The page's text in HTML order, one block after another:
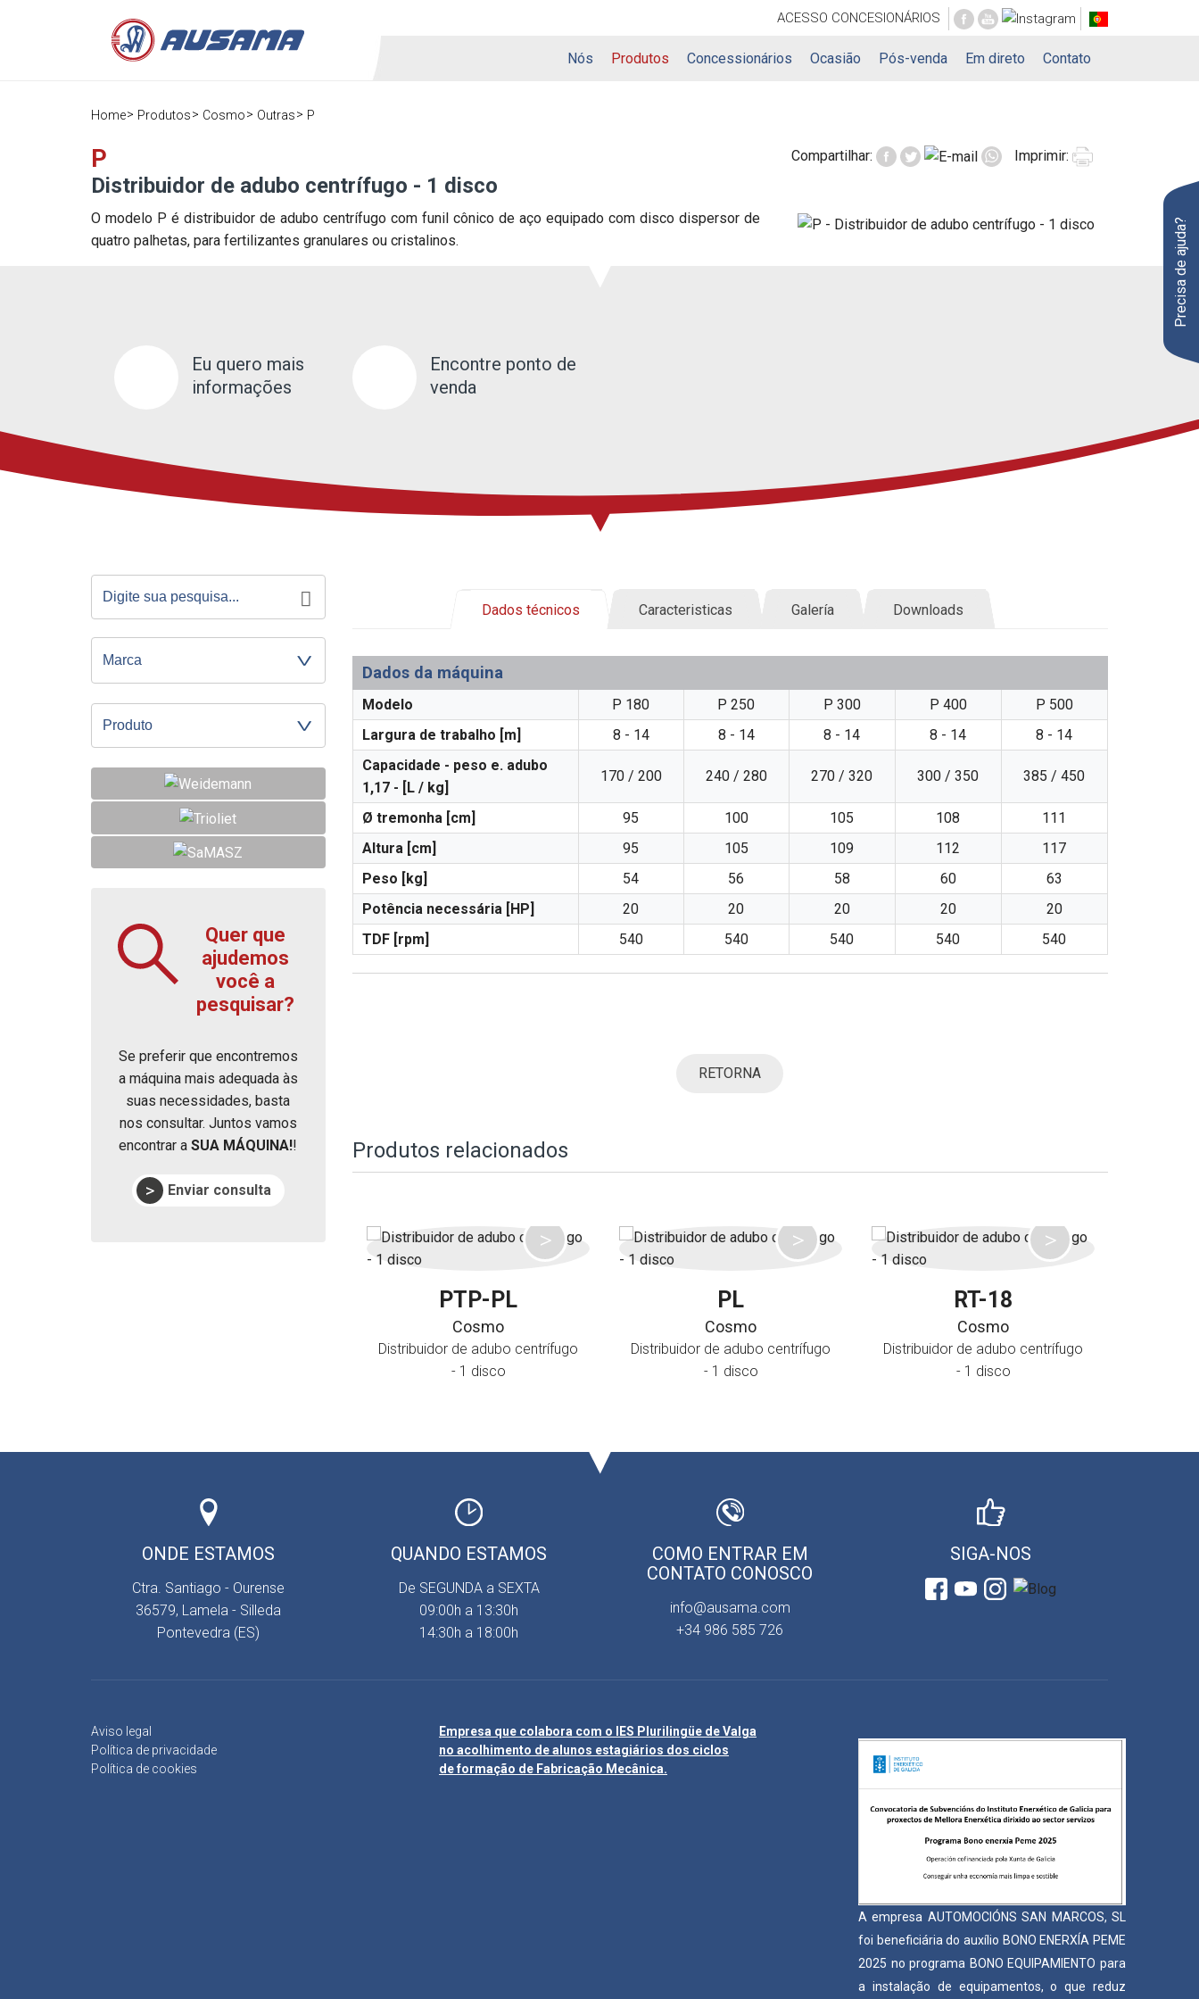
ACESSO CONCESIONÁRIOS
Nós Produtos Concessionários Ocasião Pós-venda Em direto Contato
Home Produtos Cosmo Outras P
P
Distribuidor de adubo centrífugo - 1 disco
O modelo P é distribuidor de adubo centrífugo com funil cônico de aço equipado com disco dispersor de
quatro palhetas, para fertilizantes granulares ou cristalinos.
Compartilhar: Imprimir:
Eu quero mais
informações
Encontre ponto de
venda
Produto
Quer que
ajudemos
você a
pesquisar?
Se preferir que encontremos
a máquina mais adequada às
suas necessidades, basta
nos consultar. Juntos vamos
encontrar aSUA MÁQUINA!!
Enviar consulta
Dados técnicos Caracteristicas Galería Downloads
Dados da máquina
Modelo P 180 P 250 P 300 P 400
P 500
Largura de trabalho [m]
8 - 14 8 - 14 8 - 14 8 - 14
8 - 14
Capacidade - peso e. adubo
1,17 - [L / kg]
170 / 200 240 / 280 270 / 320 300 / 350 385 / 450
Ø tremonha [cm] 95 100 105 108
111
Altura [cm]
95 105 109 112
117
Peso [kg]
54 56 58 60
63
Potência necessária [HP]
20 20 20 20
20
TDF [rpm]
540 540 540 540 540
RETORNA
Produtos relacionados
PTP-PL
Cosmo
Distribuidor de adubo centrífugo
- 1 disco
PL
Cosmo
Distribuidor de adubo centrífugo
- 1 disco
RT-18
Cosmo
Distribuidor de adubo centrífugo
- 1 disco
ONDE ESTAMOS
Ctra. Santiago - Ourense
36579, Lamela - Silleda
Pontevedra (ES)
QUANDO ESTAMOS
De SEGUNDA a SEXTA
09:00h a 13:30h
14:30h a 18:00h
COMO ENTRAR EM
CONTATO CONOSCO
info@ausama.com
+34 986 585 726
SIGA-NOS
Aviso legal
Política de privacidade
Política de cookies
Empresa que colabora com o IES Plurilingüe de Valga
no acolhimento de alunos estagiários dos ciclos
de formação de Fabricação Mecânica.
A empresa AUTOMOCIÓNS SAN MARCOS, SL
foi beneficiária do auxílio BONO ENERXÍA PEME
2025 no programa BONO EQUIPAMIENTO para
a instalação de equipamentos, o que reduz
Precisa de ajuda?